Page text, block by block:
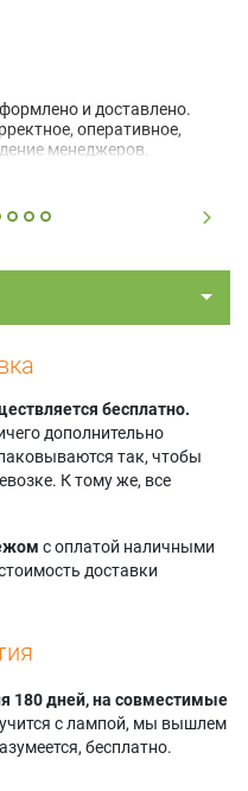
и доставлено.
оперативное,
менеджеров.
бесплатно.
дополнительно
так, чтобы
К тому же, все
с оплатой наличными
доставки
180 дней, на совместимые
с лампой, мы вышлем
бесплатно.